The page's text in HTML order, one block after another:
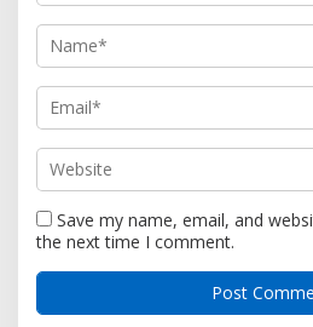
Save my name, email, and
the next time I comment.